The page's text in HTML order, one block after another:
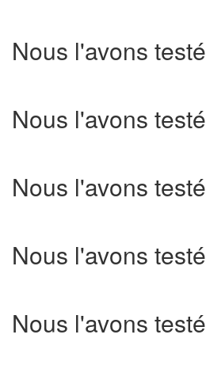
Nous l'avons testé
Nous l'avons testé
Nous l'avons testé
Nous l'avons testé
Nous l'avons testé